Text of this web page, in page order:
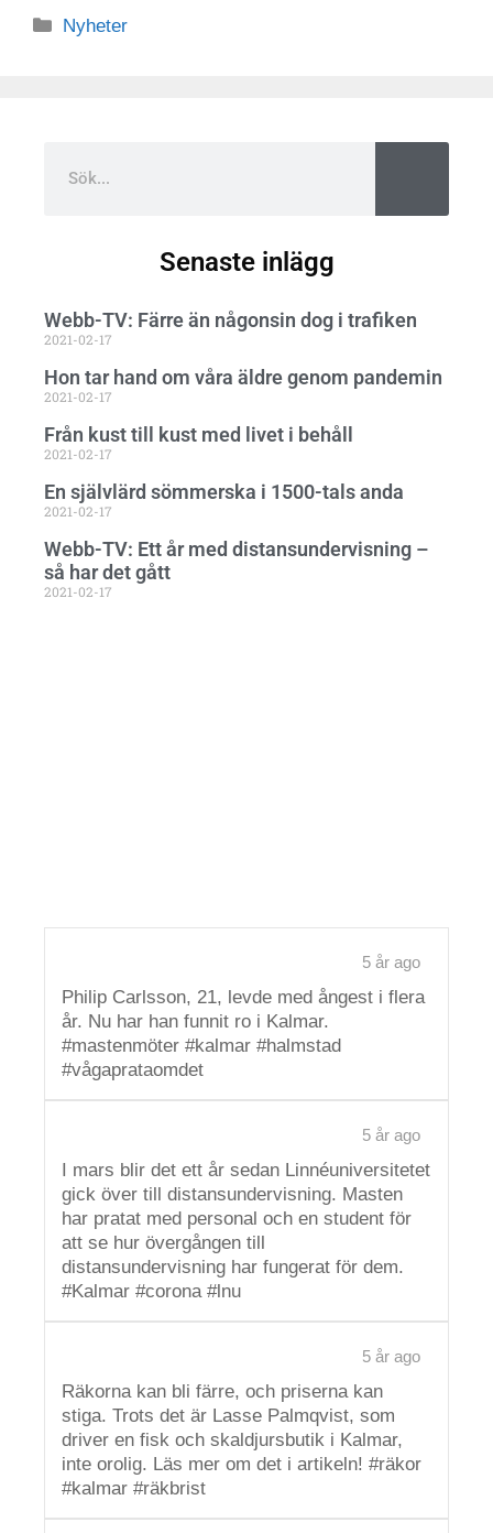
Nyheter
Senaste inlägg
Webb-TV: Färre än någonsin dog i trafiken
2021-02-17
Hon tar hand om våra äldre genom pandemin
2021-02-17
Från kust till kust med livet i behåll
2021-02-17
En självlärd sömmerska i 1500-tals anda
2021-02-17
Webb-TV: Ett år med distansundervisning –
så har det gått
2021-02-17
5 år ago
Philip Carlsson, 21, levde med ångest i flera
år. Nu har han funnit ro i Kalmar.
#mastenmöter #kalmar #halmstad
#vågaprataomdet
5 år ago
I mars blir det ett år sedan Linnéuniversitetet
gick över till distansundervisning. Masten
har pratat med personal och en student för
att se hur övergången till
distansundervisning har fungerat för dem.
#Kalmar #corona #lnu
5 år ago
Räkorna kan bli färre, och priserna kan
stiga. Trots det är Lasse Palmqvist, som
driver en fisk och skaldjursbutik i Kalmar,
inte orolig. Läs mer om det i artikeln! #räkor
#kalmar #räkbrist